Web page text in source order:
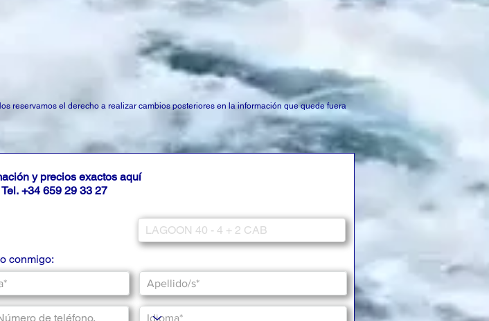
reservamos el derecho a realizar cambios posteriores en la información que quede fuera
y precios exactos aquí
+34 659 29 33 27
conmigo: